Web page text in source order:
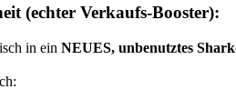
(echter Verkaufs-Booster):
in ein NEUES, unbenutztes